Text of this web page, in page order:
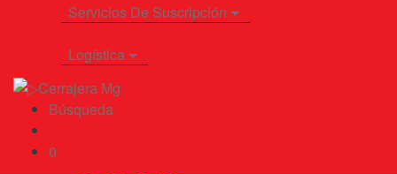
Servicios De Suscripción
Logística
Búsqueda
0